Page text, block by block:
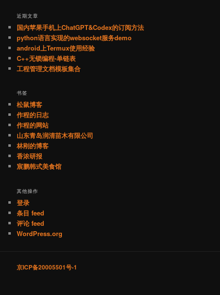
近期文章
国内苹果手机上ChatGPT&Codex的订阅方法
python语言实现的websocket服务demo
android上Termux使用经验
C++无锁编程-单链表
工程管理文档模板集合
书签
松鼠博客
作程的日志
作程的网站
山东青岛润清苗木有限公司
林刚的博客
香浓研报
宸鹏韩式美食馆
其他操作
登录
条目 feed
评论 feed
WordPress.org
京ICP备20005501号-1